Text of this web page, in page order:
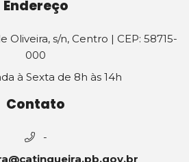
Endereço
Oliveira, s/n, Centro | CEP: 58715-
000
à Sexta de 8h às 14h
Contato
-